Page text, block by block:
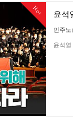
Hot 윤석
민주
윤석